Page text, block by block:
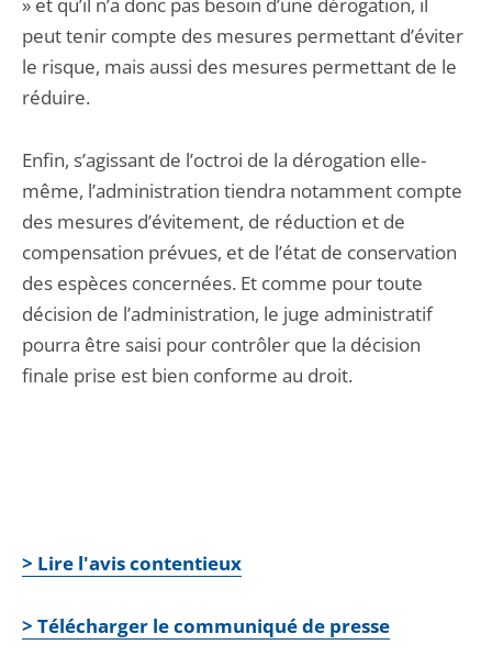
peut tenir compte des mesures permettant d’éviter
le risque, mais aussi des mesures permettant de le
réduire.
Enfin, s’agissant de l’octroi de la dérogation elle-
même, l’administration tiendra notamment compte
des mesures d’évitement, de réduction et de
compensation prévues, et de l’état de conservation
des espèces concernées. Et comme pour toute
décision de l’administration, le juge administratif
pourra être saisi pour contrôler que la décision
finale prise est bien conforme au droit.
> Lire l'avis contentieux
> Télécharger le communiqué de presse